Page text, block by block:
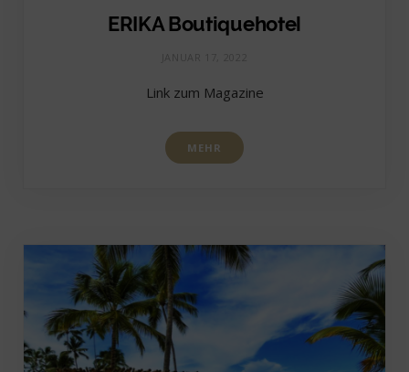
ERIKA Boutiquehotel
Link zum Magazine
MEHR